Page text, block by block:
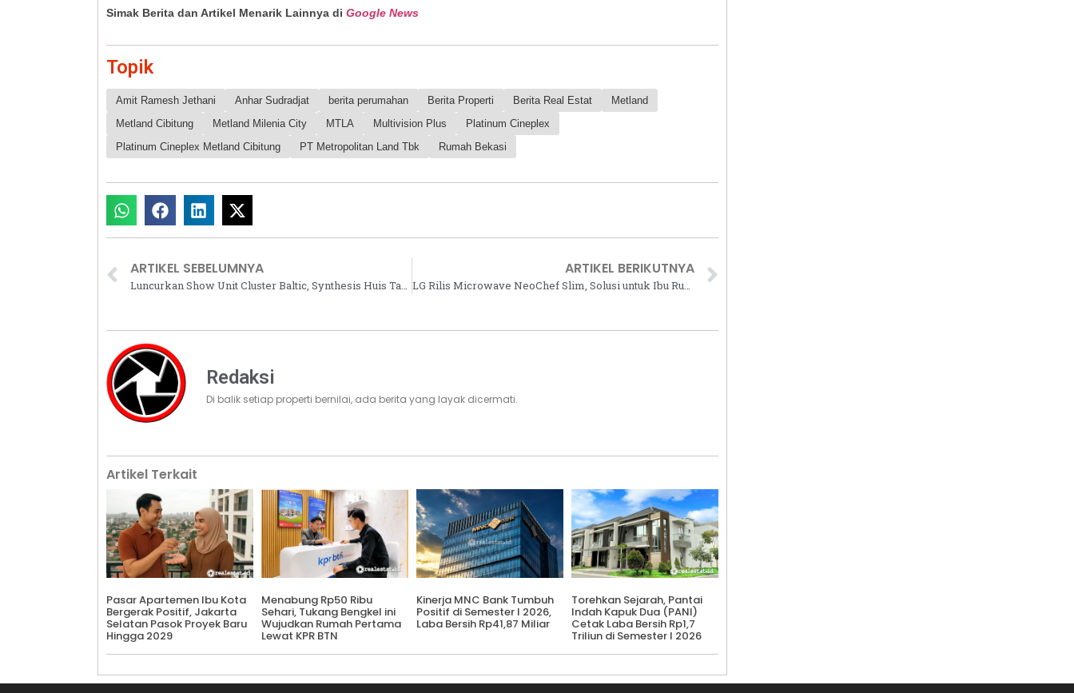
Simak Berita dan Artikel Menarik Lainnya di Google News
Topik
Amit Ramesh Jethani Anhar Sudradjat berita perumahan Berita Properti Berita Real Estat
Metland
Metland Cibitung
Metland Milenia City MTLA Multivision Plus
Platinum Cineplex
Platinum Cineplex Metland Cibitung
PT Metropolitan Land Tbk Rumah Bekasi
ARTIKEL SEBELUMNYA
Luncurkan Show Unit Cluster Baltic, Synthesis Huis Tawarkan Konsep ‘Spacious Living’
ARTIKEL BERIKUTNYA
LG Rilis Microwave NeoChef Slim, Solusi untuk Ibu Rumah Tangga Siapkan Bekal Sekolah
Redaksi
Di balik setiap properti bernilai, ada berita yang layak dicermati.
Artikel Terkait
Pasar Apartemen Ibu Kota
Bergerak Positif, Jakarta
Selatan Pasok Proyek Baru
Hingga 2029
Menabung Rp50 Ribu
Sehari, Tukang Bengkel ini
Wujudkan Rumah Pertama
Lewat KPR BTN
Kinerja MNC Bank Tumbuh
Positif di Semester I 2026,
Laba Bersih Rp41,87 Miliar
Torehkan Sejarah, Pantai
Indah Kapuk Dua (PANI)
Cetak Laba Bersih Rp1,7
Triliun di Semester I 2026